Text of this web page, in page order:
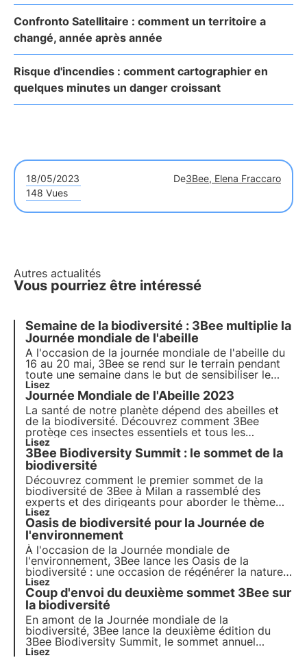
Confronto Satellitaire : comment un territoire a
changé, année après année
Risque d'incendies : comment cartographier en
quelques minutes un danger croissant
18/05/2023 De3Bee, Elena Fraccaro
148 Vues
Autres actualités
Vous pourriez être intéressé
Semaine de la biodiversité : 3Bee multiplie la
Journée mondiale de l'abeille
A l'occasion de la journée mondiale de l'abeille du
16 au 20 mai, 3Bee se rend sur le terrain pendant
toute une semaine dans le but de sensibiliser le
plus grand nombre à l'importance des enjeux
fondamentaux liés à la sauvegarde de la planète et
au maintien de la biodiversité.
Lisez
Journée Mondiale de l'Abeille 2023
La santé de notre planète dépend des abeilles et
de la biodiversité. Découvrez comment 3Bee
protège ces insectes essentiels et tous les
pollinisateurs à l'occasion de la Journée mondiale
de l'abeille 2023.
Lisez
3Bee Biodiversity Summit : le sommet de la
biodiversité
Découvrez comment le premier sommet de la
biodiversité de 3Bee à Milan a rassemblé des
experts et des dirigeants pour aborder le thème
important de la biodiversité. Découvrez les
groupes de discussion, les intervenants et les
principales initiatives en faveur de la conservation
de la biodiversité.
Lisez
Oasis de biodiversité pour la Journée de
l'environnement
À l'occasion de la Journée mondiale de
l'environnement, 3Bee lance les Oasis de la
biodiversité : une occasion de régénérer la nature
et de préserver les pollinisateurs
et découvrez comment notre mission allie
technologie de pointe
environnemental.
Lisez
Coup d'envoi du deuxième sommet 3Bee sur
la biodiversité
En amont de la Journée mondiale de la
biodiversité, 3Bee lance la deuxième édition du
3Bee Biodiversity Summit, le sommet annuel
entièrement dédié à la biodiversité qui se tiendra le
Lisez